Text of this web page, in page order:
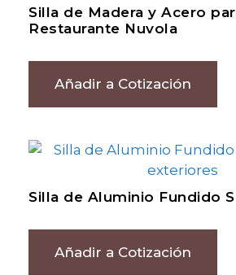
Silla de Madera y Acero
Restaurante Nuvola
Añadir a Cotización
Silla de Aluminio Fundido
Añadir a Cotización